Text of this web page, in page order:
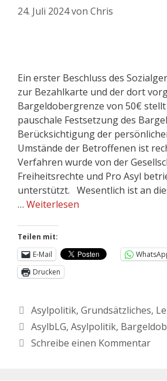
24. Juli 2024von Chris
Ein erster Beschluss des
zur Bezahlkarte und der dort
Bargeldobergrenze von 50€
pauschale Festsetzung des
Berücksichtigung der
Umstände der Betroffenen ist
Verfahren wurde von der
Freiheitsrechte und Pro Asyl
unterstützt. Wesentlich ist an
… Weiterlesen
Teilen mit:
E-Mail
Drucken
Asylpolitik, Grundsätzliches,
AsylbLG, Asylpolitik,
Schreibe einen Kommentar